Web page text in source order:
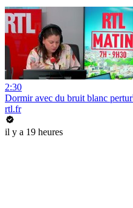
2:30
Dormir avec du bruit blanc
rtl.fr
il y a 19 heures